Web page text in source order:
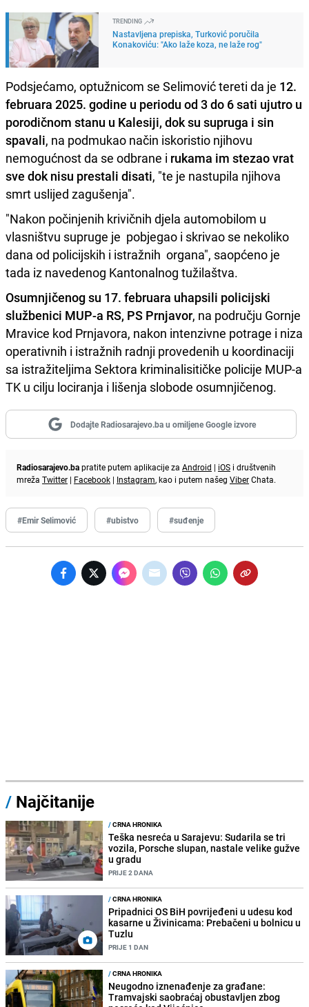
TRENDING
Nastavljena prepiska, Turković poručila
Konakoviću: "Ako laže koza, ne laže rog"
Podsjećamo, optužnicom se Selimović tereti da je 12.
februara 2025. godine u periodu od 3 do 6 sati ujutro u
porodičnom stanu u Kalesiji, dok su supruga i sin
spavali, na podmukao način iskoristio njihovu
nemogućnost da se odbrane i rukama im stezao vrat
sve dok nisu prestali disati, "te je nastupila njihova
smrt uslijed zagušenja".
"Nakon počinjenih krivičnih djela automobilom u
vlasništvu supruge je pobjegao i skrivao se nekoliko
dana od policijskih i istražnih organa", saopćeno je
tada iz navedenog Kantonalnog tužilaštva.
Osumnjičenog su 17. februara uhapsili policijski
službenici MUP-a RS, PS Prnjavor, na području Gornje
Mravice kod Prnjavora, nakon intenzivne potrage i niza
operativnih i istražnih radnji provedenih u koordinaciji
sa istražiteljima Sektora kriminalisitičke policije MUP-a
TK u cilju lociranja i lišenja slobode osumnjičenog.
Dodajte Radiosarajevo.ba u omiljene Google izvore
Radiosarajevo.bapratite putem aplikacije za Android | iOS i društvenih
mreža Twitter | Facebook | Instagram, kao i putem našeg ViberChata.
#Emir Selimović #ubistvo #suđenje
/ Najčitanije
/CRNA HRONIKA
Teška nesreća u Sarajevu: Sudarila se tri
vozila, Porsche slupan, nastale velike gužve
u gradu
PRIJE 2 DANA
/CRNA HRONIKA
Pripadnici OS BiH povrijeđeni u udesu kod
kasarne u Živinicama: Prebačeni u bolnicu u
Tuzlu
PRIJE 1 DAN
/CRNA HRONIKA
Neugodno iznenađenje za građane:
Tramvajski saobraćaj obustavljen zbog